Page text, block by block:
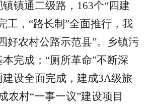
镇通二级路， 163个“四建
工， “路长制 ”全面推行，我
好农村公路示范县”。乡镇污
完成； “厕所革命”不断深
设全面完成，建成3A级旅
农村“一事一议”建设项目